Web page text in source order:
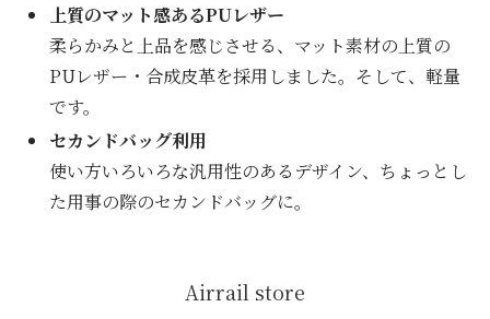
上質のマット感あるPUレザー
柔らかみと上品を感じさせる、マット素材の上質の
PUレザー・合成皮革を採用しました。そして、軽量
です。
セカンドバッグ利用
使い方いろいろな汎用性のあるデザイン、ちょっとし
た用事の際のセカンドバッグに。
Airrail store